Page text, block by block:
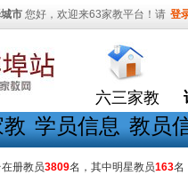
市 您好，欢迎来63家教平台！请 登
六三家教
学员信息 教员
册教员3809名，其中明星教员163名